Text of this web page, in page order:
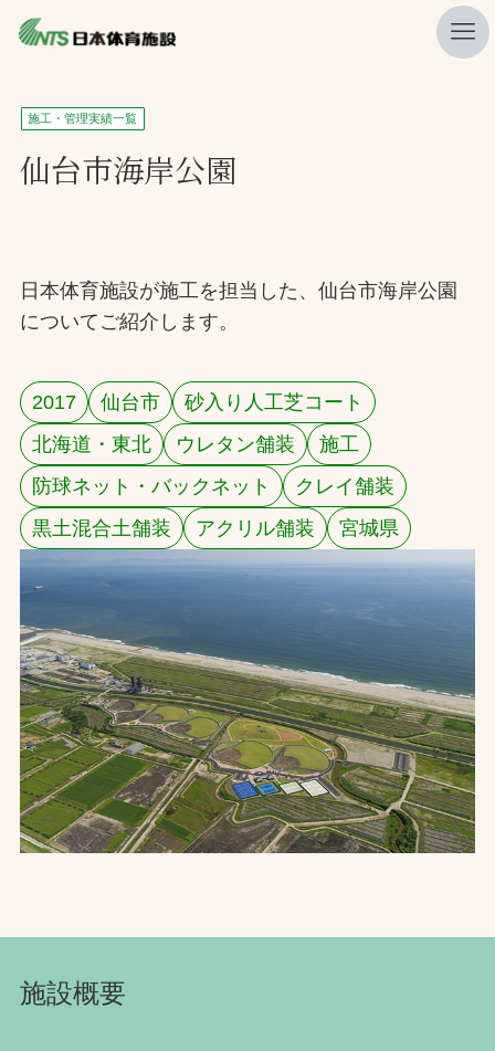
私たちの強み
ニュース
製品・サービス一覧
施工・管理実績一覧
採用情報
お問合せ
お取引先の皆様へ
プライバシーポリシー
ソーシャルメディアポリシー
Instagram
FacebookYouTube
文字の見えづらさや操作にお困りの方へ
施工・管理実績一覧
仙台市海岸公園
日本体育施設が施工を担当した、仙台市海岸公園
についてご紹介します。
2017 仙台市
砂入り人工芝コート
北海道・東北
ウレタン舗装
施工
防球ネット・バックネット
クレイ舗装
黒土混合土舗装
アクリル舗装 宮城県
施設概要